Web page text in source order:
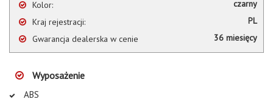
Kolor:
czarny
Kraj rejestracji:
PL
Gwarancja dealerska w cenie
36 miesięcy
Wyposażenie
ABS